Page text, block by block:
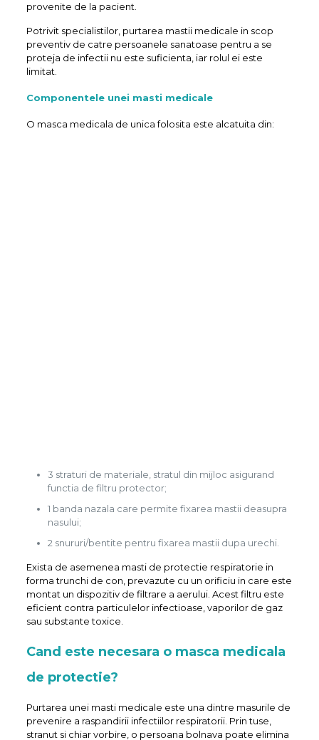
provenite de la pacient.
Potrivit specialistilor, purtarea mastii medicale in scop
preventiv de catre persoanele sanatoase pentru a se
proteja de infectii nu este suficienta, iar rolul ei este
limitat.
Componentele unei masti medicale
O masca medicala de unica folosita este alcatuita din:
3 straturi de materiale, stratul din mijloc asigurand
functia de filtru protector;
1 banda nazala care permite fixarea mastii deasupra
nasului;
2 snururi/bentite pentru fixarea mastii dupa urechi.
Exista de asemenea masti de protectie respiratorie in
forma trunchi de con, prevazute cu un orificiu in care este
montat un dispozitiv de filtrare a aerului. Acest filtru este
eficient contra particulelor infectioase, vaporilor de gaz
sau substante toxice.
Cand este necesara o masca medicala
de protectie?
Purtarea unei masti medicale este una dintre masurile de
prevenire a raspandirii infectiilor respiratorii. Prin tuse,
stranut si chiar vorbire, o persoana bolnava poate elimina